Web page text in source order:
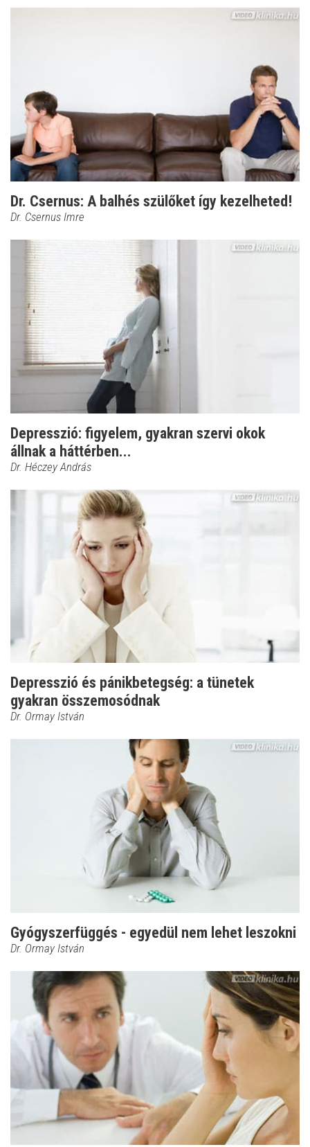
Dr. Csernus: A balhés szülőket így kezelheted!
Dr. Csernus Imre
Depresszió: figyelem, gyakran szervi okok
állnak a háttérben...
Dr. Héczey András
Depresszió és pánikbetegség: a tünetek
gyakran összemosódnak
Dr. Ormay István
Gyógyszerfüggés - egyedül nem lehet leszokni
Dr. Ormay István